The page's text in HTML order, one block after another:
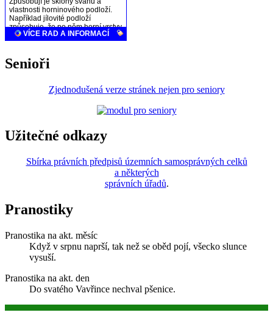
Senioři
Zjednodušená verze stránek nejen pro seniory
Užitečné odkazy
Sbírka právních předpisů územních samosprávných celků
a některých
správních úřadů.
Pranostiky
Pranostika na akt. měsíc
Když v srpnu naprší, tak než se oběd pojí, všecko slunce
vysuší.
Pranostika na akt. den
Do svatého Vavřince nechval pšenice.